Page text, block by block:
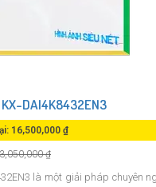
KX-DAI4K8432EN3
16,500,000 ₫
₫
là một giải pháp chuyên